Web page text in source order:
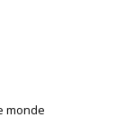
monde